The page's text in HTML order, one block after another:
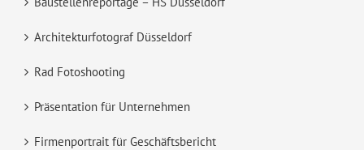
Architekturfotograf Düsseldorf
Rad Fotoshooting
Präsentation für Unternehmen
Firmenportrait für Geschäftsbericht